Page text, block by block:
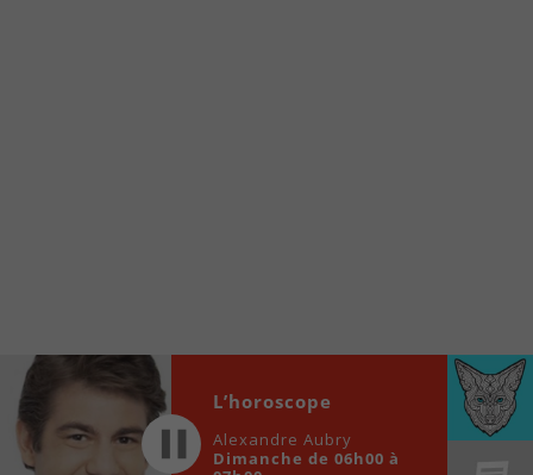
locale vous sont maintenant accessibles en un clic!
Player
00:00
L’horoscope
Alexandre Aubry
Dimanche de 06h00 à